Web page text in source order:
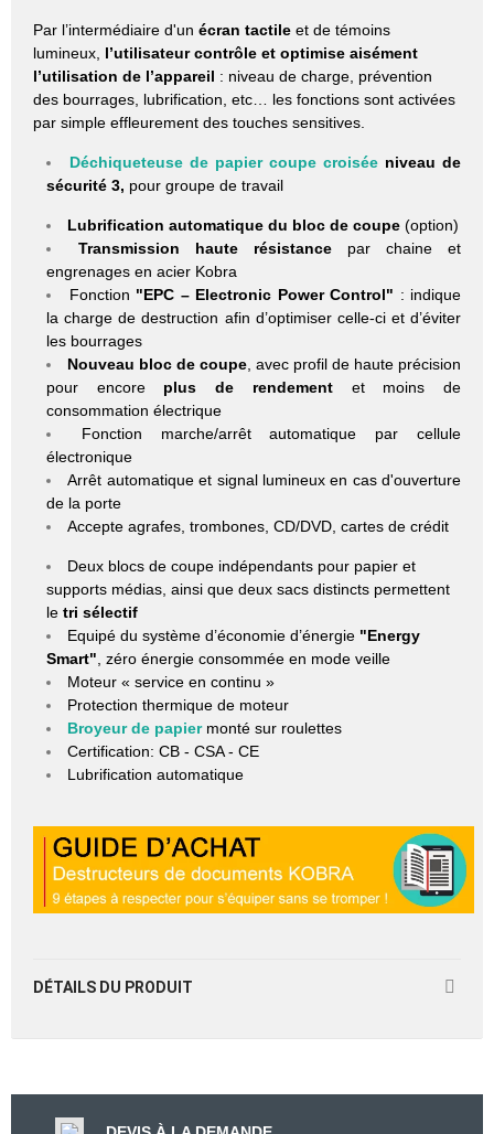
Par l’intermédiaire d'un écran tactile et de témoins
lumineux, l’utilisateur contrôle et optimise aisément
l’utilisation de l’appareil : niveau de charge, prévention
des bourrages, lubrification, etc… les fonctions sont activées
par simple effleurement des touches sensitives.
Déchiqueteuse de papier coupe croisée niveau de
sécurité 3, pour groupe de travail
Lubrification automatique du bloc de coupe (option)
Transmission haute résistance par chaine et
engrenages en acier Kobra
Fonction "EPC – Electronic Power Control" : indique
la charge de destruction afin d’optimiser celle-ci et d’éviter
les bourrages
Nouveau bloc de coupe , avec profil de haute précision
pour encore plus de rendementet moins de
consommation électrique
Fonction marche/arrêt automatique par cellule
électronique
Arrêt automatique et signal lumineux en cas d'ouverture
de la porte
Accepte agrafes, trombones, CD/DVD, cartes de crédit
Deux blocs de coupe indépendants pour papier et
supports médias, ainsi que deux sacs distincts permettent
le tri sélectif
Equipé du système d’économie d’énergie "Energy
Smart" , zéro énergie consommée en mode veille
Moteur « service en continu »
Protection thermique de moteur
Broyeur de papiermonté sur roulettes
Certification: CB - CSA - CE
Lubrification automatique
DÉTAILS DU PRODUIT